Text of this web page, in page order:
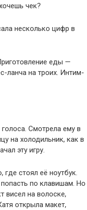
чек?
несколько цифр в
еды —
ланча на троих. Интим-
Смотрела ему в
на холодильник, как в
эту игру.
где стоял её ноутбук.
по клавишам. Но
висел на волоске,
открыла макет,